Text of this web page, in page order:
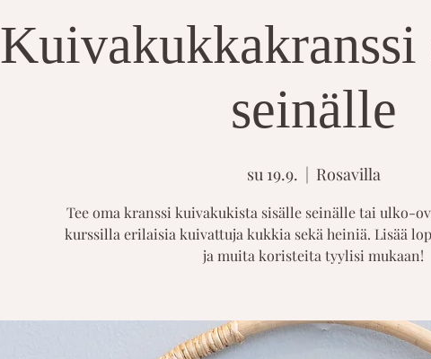
Kuivakukkakranssi
seinälle
su 19.9.
  |
Rosavilla
Tee oma kranssi kuivakukista sisälle seinälle tai ulko-
kurssilla erilaisia kuivattuja kukkia sekä heiniä. Lisää
ja muita koristeita tyylisi mukaan!